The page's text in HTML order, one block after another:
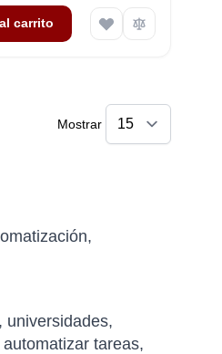
carrito
Mostrar
universidades,
tareas,